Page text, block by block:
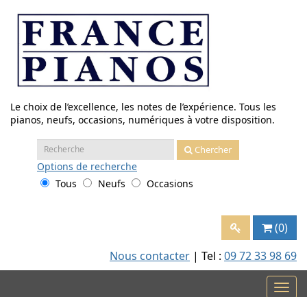
contenu
Le choix de l’excellence, les notes de l’expérience. Tous les
pianos, neufs, occasions, numériques à votre disposition.
Recherche
:
Chercher
Options de recherche
Tous
Neufs Occasions
(0)
Nous contacter | Tel : 09 72 33 98 69